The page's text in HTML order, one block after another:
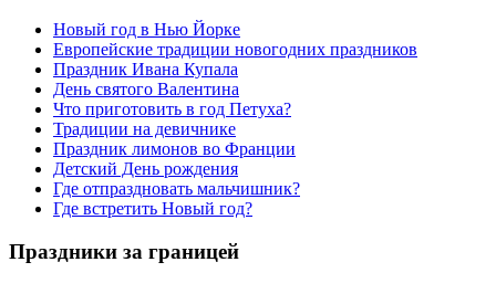
Новый год в Нью Йорке
Европейские традиции новогодних праздников
Праздник Ивана Купала
День святого Валентина
Что приготовить в год Петуха?
Традиции на девичнике
Праздник лимонов во Франции
Детский День рождения
Где отпраздновать мальчишник?
Где встретить Новый год?
Праздники за границей